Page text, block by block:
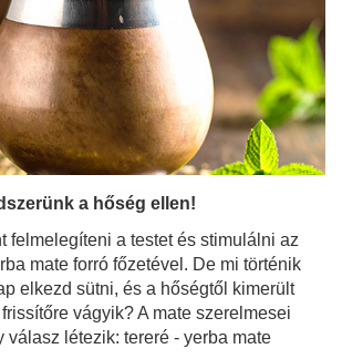
a hőség ellen!
felmelegíteni a testet és stimulálni az
mate forró főzetével. De mi történik
vágyik? A mate szerelmesei
válasz létezik: tereré - yerba mate